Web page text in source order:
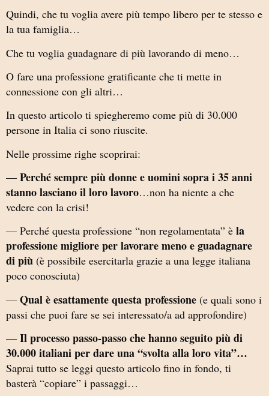
Quindi, che tu voglia avere più tempo libero per te stesso e
la tua famiglia…
Che tu voglia guadagnare di più lavorando di meno…
O fare una professione gratificante che ti mette in
connessione con gli altri…
In questo articolo ti spiegheremo come più di 30.000
persone in Italia ci sono riuscite.
Nelle prossime righe scoprirai:
— Perché sempre più donne e uomini sopra i 35 anni
stanno lasciano il loro lavoro…non ha niente a che
vedere con la crisi!
— Perché questa professione “non regolamentata” è la
professione migliore per lavorare meno e guadagnare
di più (è possibile esercitarla grazie a una legge italiana
poco conosciuta)
— Qual è esattamente questa professione (e quali sono i
passi che puoi fare se sei interessato/a ad approfondire)
— Il processo passo-passo che hanno seguito più di
30.000 italiani per dare una “svolta alla loro vita”…
Saprai tutto se leggi questo articolo fino in fondo, ti
basterà “copiare” i passaggi…